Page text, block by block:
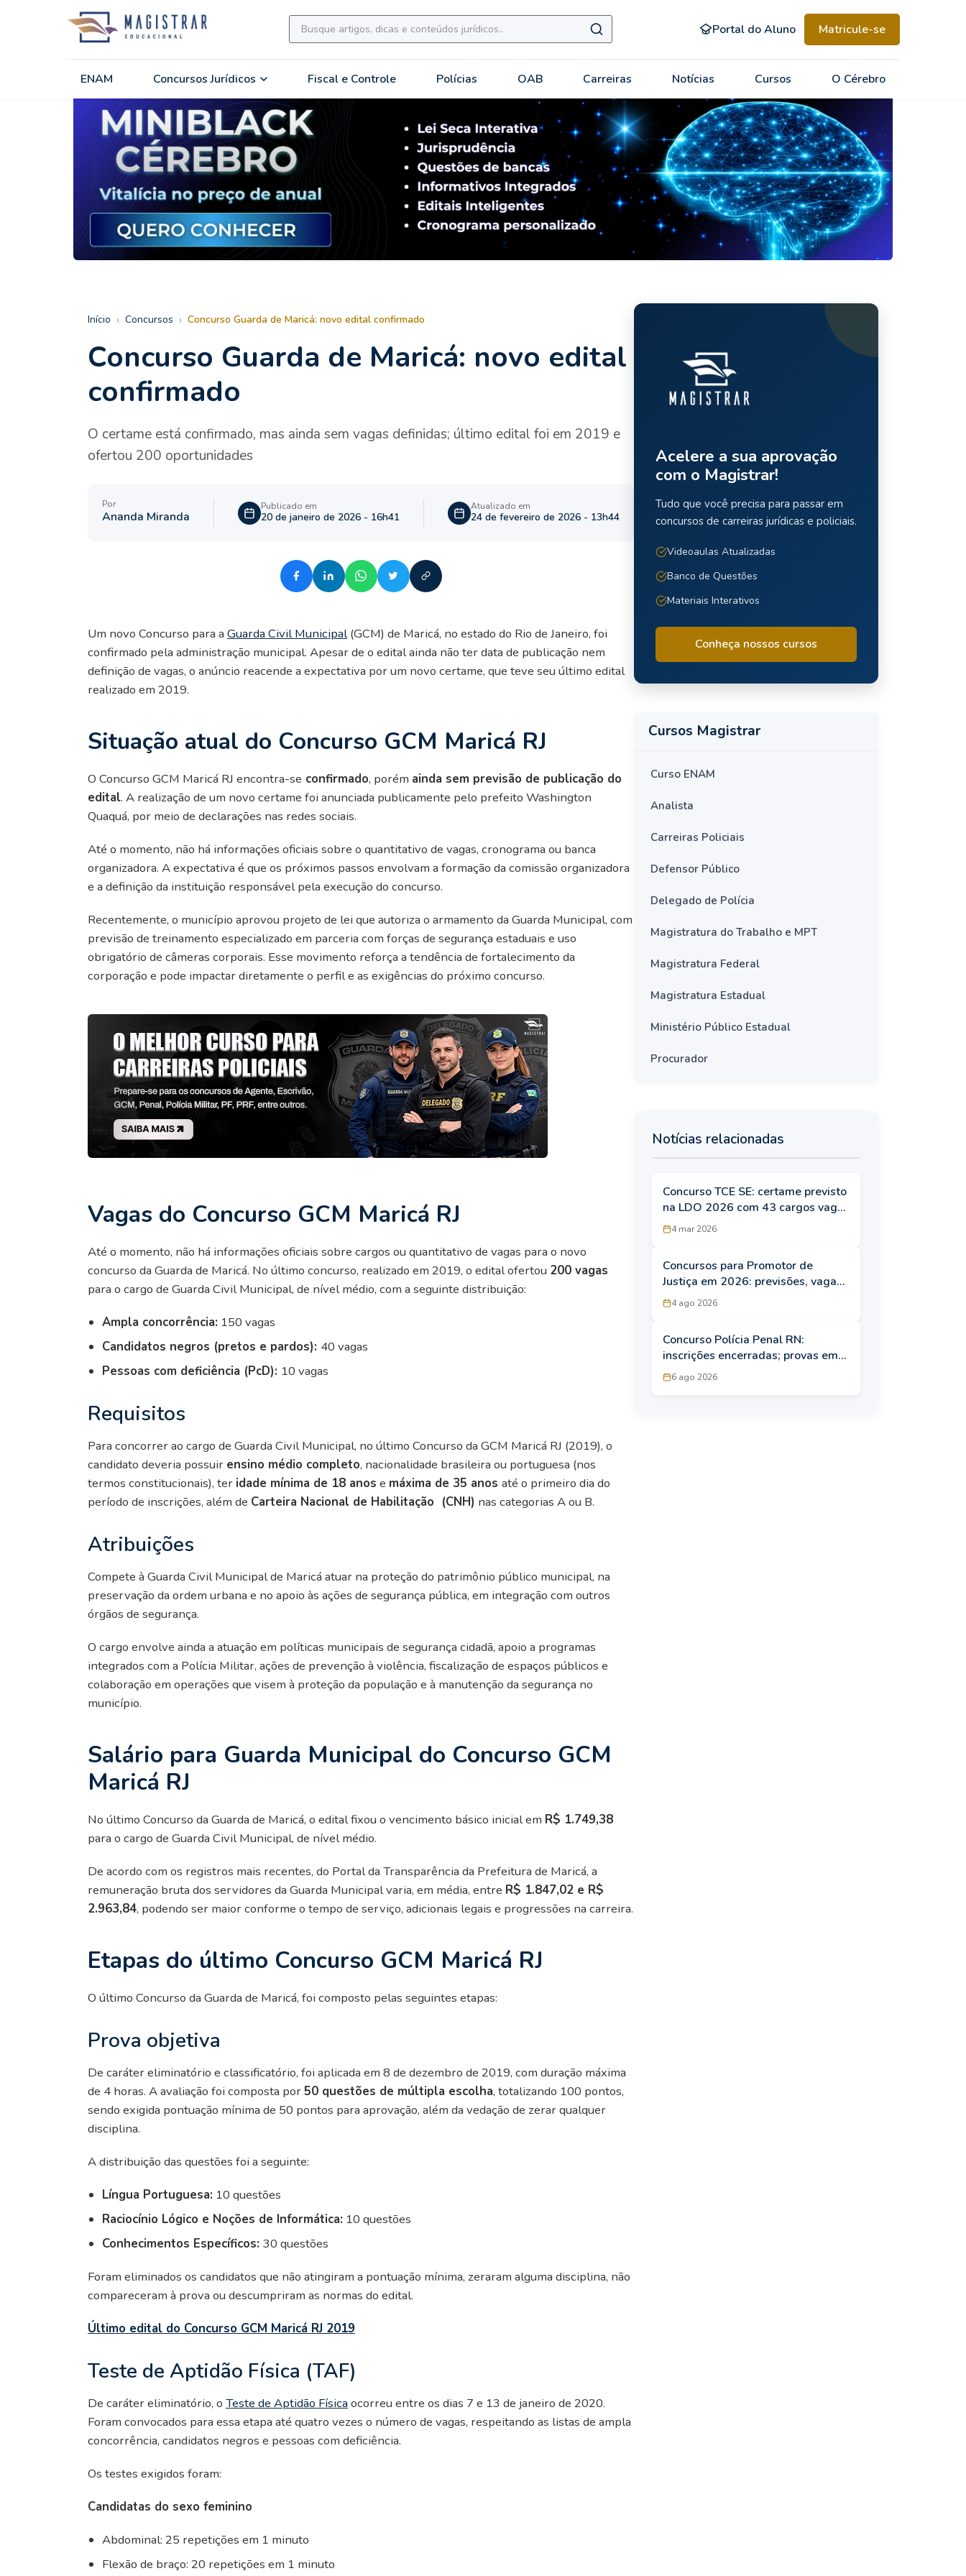
Portal do Aluno Matricule-se
ENAM Concursos Jurídicos Fiscal e Controle Polícias OAB Carreiras Notícias Cursos O Cérebro
Início › Concursos › Concurso Guarda de Maricá: novo edital confirmado
Concurso Guarda de Maricá: novo edital
confirmado
O certame está confirmado, mas ainda sem vagas definidas; último edital foi em 2019 e
ofertou 200 oportunidades
Por
Ananda Miranda
Publicado em
20 de janeiro de 2026 - 16h41
Atualizado em
24 de fevereiro de 2026 - 13h44
Um novo Concurso para a Guarda Civil Municipal(GCM) de Maricá, no estado do Rio de Janeiro, foi
confirmado pela administração municipal. Apesar de o edital ainda não ter data de publicação nem
definição de vagas, o anúncio reacende a expectativa por um novo certame, que teve seu último edital
realizado em 2019.
Situação atual do Concurso GCM Maricá RJ
O Concurso GCM Maricá RJ encontra-se confirmado, porém ainda sem previsão de publicação do
edital. A realização de um novo certame foi anunciada publicamente pelo prefeito Washington
Quaquá, por meio de declarações nas redes sociais.
Até o momento, não há informações oficiais sobre o quantitativo de vagas, cronograma ou banca
organizadora. A expectativa é que os próximos passos envolvam a formação da comissão organizadora
e a definição da instituição responsável pela execução do concurso.
Recentemente, o município aprovou projeto de lei que autoriza o armamento da Guarda Municipal, com
previsão de treinamento especializado em parceria com forças de segurança estaduais e uso
obrigatório de câmeras corporais. Esse movimento reforça a tendência de fortalecimento da
corporação e pode impactar diretamente o perfil e as exigências do próximo concurso.
Vagas do Concurso GCM Maricá RJ
Até o momento, não há informações oficiais sobre cargos ou quantitativo de vagas para o novo
concurso da Guarda de Maricá. No último concurso, realizado em 2019, o edital ofertou 200 vagas
para o cargo de Guarda Civil Municipal, de nível médio, com a seguinte distribuição:
Ampla concorrência: 150 vagas
Candidatos negros (pretos e pardos): 40 vagas
Pessoas com deficiência (PcD): 10 vagas
Requisitos
Para concorrer ao cargo de Guarda Civil Municipal, no último Concurso da GCM Maricá RJ (2019), o
candidato deveria possuir ensino médio completo, nacionalidade brasileira ou portuguesa (nos
termos constitucionais), ter idade mínima de 18 anos e máxima de 35 anos até o primeiro dia do
período de inscrições, além de Carteira Nacional de Habilitação (CNH) nas categorias A ou B.
Atribuições
Compete à Guarda Civil Municipal de Maricá atuar na proteção do patrimônio público municipal, na
preservação da ordem urbana e no apoio às ações de segurança pública, em integração com outros
órgãos de segurança.
O cargo envolve ainda a atuação em políticas municipais de segurança cidadã, apoio a programas
integrados com a Polícia Militar, ações de prevenção à violência, fiscalização de espaços públicos e
colaboração em operações que visem à proteção da população e à manutenção da segurança no
município.
Salário para Guarda Municipal do Concurso GCM
Maricá RJ
No último Concurso da Guarda de Maricá, o edital fixou o vencimento básico inicial em R$ 1.749,38
para o cargo de Guarda Civil Municipal, de nível médio.
De acordo com os registros mais recentes, do Portal da Transparência da Prefeitura de Maricá, a
remuneração bruta dos servidores da Guarda Municipal varia, em média, entre R$ 1.847,02 e R$
2.963,84, podendo ser maior conforme o tempo de serviço, adicionais legais e progressões na carreira.
Etapas do último Concurso GCM Maricá RJ
O último Concurso da Guarda de Maricá, foi composto pelas seguintes etapas:
Prova objetiva
De caráter eliminatório e classificatório, foi aplicada em 8 de dezembro de 2019, com duração máxima
de 4 horas. A avaliação foi composta por50 questões de múltipla escolha, totalizando 100 pontos,
sendo exigida pontuação mínima de 50 pontos para aprovação, além da vedação de zerar qualquer
disciplina.
A distribuição das questões foi a seguinte:
Língua Portuguesa: 10 questões
Raciocínio Lógico e Noções de Informática: 10 questões
Conhecimentos Específicos: 30 questões
Foram eliminados os candidatos que não atingiram a pontuação mínima, zeraram alguma disciplina, não
compareceram à prova ou descumpriram as normas do edital.
Último edital do Concurso GCM Maricá RJ 2019
Teste de Aptidão Física (TAF)
De caráter eliminatório, o Teste de Aptidão Físicaocorreu entre os dias 7 e 13 de janeiro de 2020.
Foram convocados para essa etapa até quatro vezes o número de vagas, respeitando as listas de ampla
concorrência, candidatos negros e pessoas com deficiência.
Os testes exigidos foram:
Candidatas do sexo feminino
Abdominal: 25 repetições em 1 minuto
Flexão de braço: 20 repetições em 1 minuto
Acelere a sua aprovação
com o Magistrar!
Tudo que você precisa para passar em
concursos de carreiras jurídicas e policiais.
Videoaulas Atualizadas
Banco de Questões
Materiais Interativos
Conheça nossos cursos
Cursos Magistrar
Curso ENAM
Analista
Carreiras Policiais
Defensor Público
Delegado de Polícia
Magistratura do Trabalho e MPT
Magistratura Federal
Magistratura Estadual
Ministério Público Estadual
Procurador
Notícias relacionadas
Concurso TCE SE: certame previsto
na LDO 2026 com 43 cargos vagos
no quadro funcional
4 mar 2026
Concursos para Promotor de
Justiça em 2026: previsões, vagas,
salários e mais!
4 ago 2026
Concurso Polícia Penal RN:
inscrições encerradas; provas em
setembro
6 ago 2026